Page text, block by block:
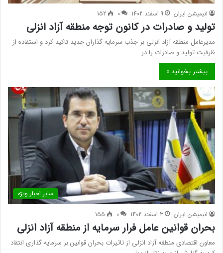
انیمیشن ایران 9 اسفند 1402 0
152
تولید و صادرات در کانون توجه منطقه آزاد انزلی
مدیرعامل منطقه آزاد انزلی بر جذب سرمایه گذاران جدید تاکید کرد و استفاده از
ظرفیت تولید و صادرات را در…
بیشتر بخوانید »
سایر اخبار ویژه
انیمیشن ایران 3 اسفند 1402 0
155
بحران قوانین عامل فرار سرمایه از منطقه آزاد انزلی
معاون اقتصادی منطقه آزاد انزلی از تاثیرات بحران قوانین بر سرمایه گذاری انتقاد